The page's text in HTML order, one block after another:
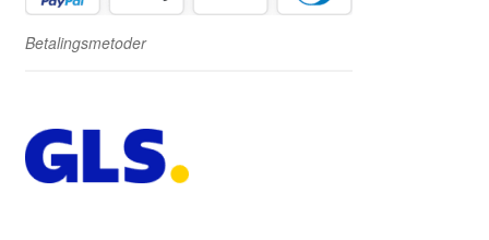
Betalingsmetoder